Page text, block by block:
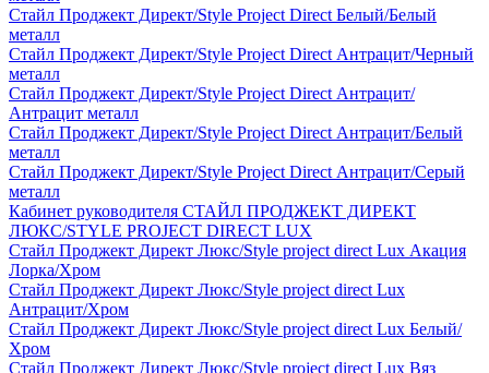
Стайл Проджект Директ/Style Project Direct Белый/Белый
металл
Стайл Проджект Директ/Style Project Direct Антрацит/Черный
металл
Стайл Проджект Директ/Style Project Direct Антрацит/
Антрацит металл
Стайл Проджект Директ/Style Project Direct Антрацит/Белый
металл
Стайл Проджект Директ/Style Project Direct Антрацит/Серый
металл
Кабинет руководителя СТАЙЛ ПРОДЖЕКТ ДИРЕКТ
ЛЮКС/STYLE PROJECT DIRECT LUX
Стайл Проджект Директ Люкс/Style project direct Lux Акация
Лорка/Хром
Стайл Проджект Директ Люкс/Style project direct Lux
Антрацит/Хром
Стайл Проджект Директ Люкс/Style project direct Lux Белый/
Хром
Стайл Проджект Директ Люкс/Style project direct Lux Вяз